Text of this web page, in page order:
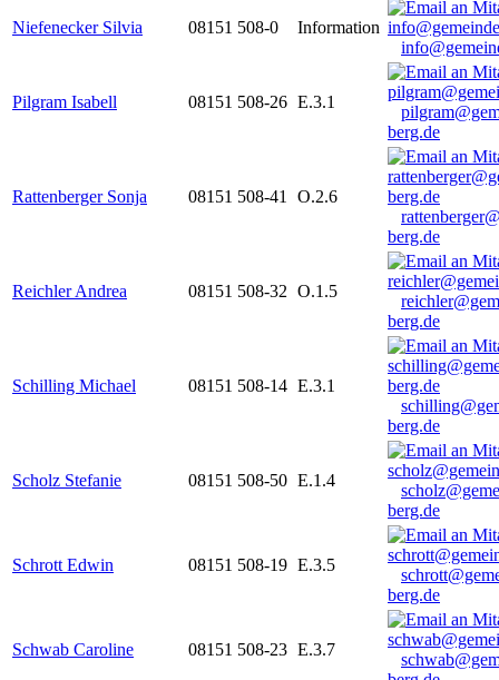
Niefenecker Silvia 08151 508-0
Information
Pilgram Isabell 08151 508-26 E.3.1
berg.de
Rattenberger Sonja 08151 508-41
O.2.6
berg.de
Reichler Andrea 08151 508-32 O.1.5
berg.de
Schilling Michael 08151 508-14 E.3.1
berg.de
Scholz Stefanie 08151 508-50 E.1.4
berg.de
Schrott Edwin 08151 508-19 E.3.5
berg.de
Schwab Caroline 08151 508-23 E.3.7